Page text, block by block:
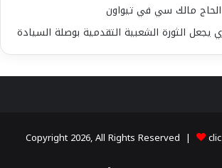
مالك سي في تيواون
يجعل الثورة الشعبية التقدمية بوصلة السيادة